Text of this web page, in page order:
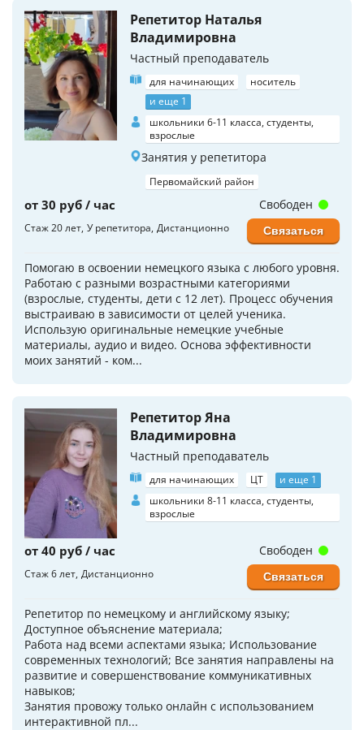
Репетитор Наталья
Владимировна
Частный преподаватель
для начинающих
носитель
и еще 1
школьники 6-11 класса, студенты,
взрослые
Занятия у репетитора
Первомайский район
от 30 руб / час
Стаж 20 лет У репетитора Дистанционно
Помогаю в освоении немецкого языка с любого уровня.
Работаю с разными возрастными категориями
(взрослые, студенты, дети с 12 лет). Процесс обучения
выстраиваю в зависимости от целей ученика.
Использую оригинальные немецкие учебные
материалы, аудио и видео. Основа эффективности
моих занятий - ком...
Свободен
Связаться
Репетитор Яна
Владимировна
Частный преподаватель
для начинающих ЦТ
и еще 1
школьники 8-11 класса, студенты,
взрослые
от 40 руб / час
Стаж 6 лет Дистанционно
Репетитор по немецкому и английскому языку;
Доступное объяснение материала;
Работа над всеми аспектами языка; Использование
современных технологий; Все занятия направлены на
развитие и совершенствование коммуникативных
навыков;
Занятия провожу только онлайн с использованием
интерактивной пл...
Свободен
Связаться